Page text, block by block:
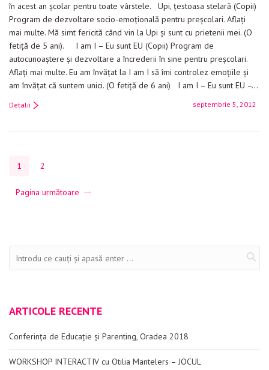
în acest an școlar pentru toate vârstele. Upi, țestoasa stelară (Copii)
Program de dezvoltare socio-emoțională pentru preșcolari. Aflați
mai multe. Mă simt fericită când vin la Upi și sunt cu prietenii mei. (O
fetiță de 5 ani). I am I – Eu sunt EU (Copii) Program de
autocunoaștere și dezvoltare a încrederii în sine pentru preșcolari.
Aflați mai multe. Eu am învățat la I am I să îmi controlez emoțiile și
am învățat că suntem unici. (O fetiță de 6 ani) I am I – Eu sunt EU –…
septembrie 5, 2012
Detalii
1 2
Pagina următoare
ARTICOLE RECENTE
Conferința de Educație și Parenting, Oradea 2018
WORKSHOP INTERACTIV cu Otilia Mantelers – JOCUL